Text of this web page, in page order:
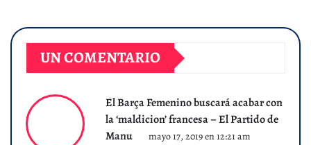
UN COMENTARIO
El Barça Femenino buscará acabar con
la ‘maldicion’ francesa – El Partido de
Manu
mayo 17, 2019 en 12:21 am